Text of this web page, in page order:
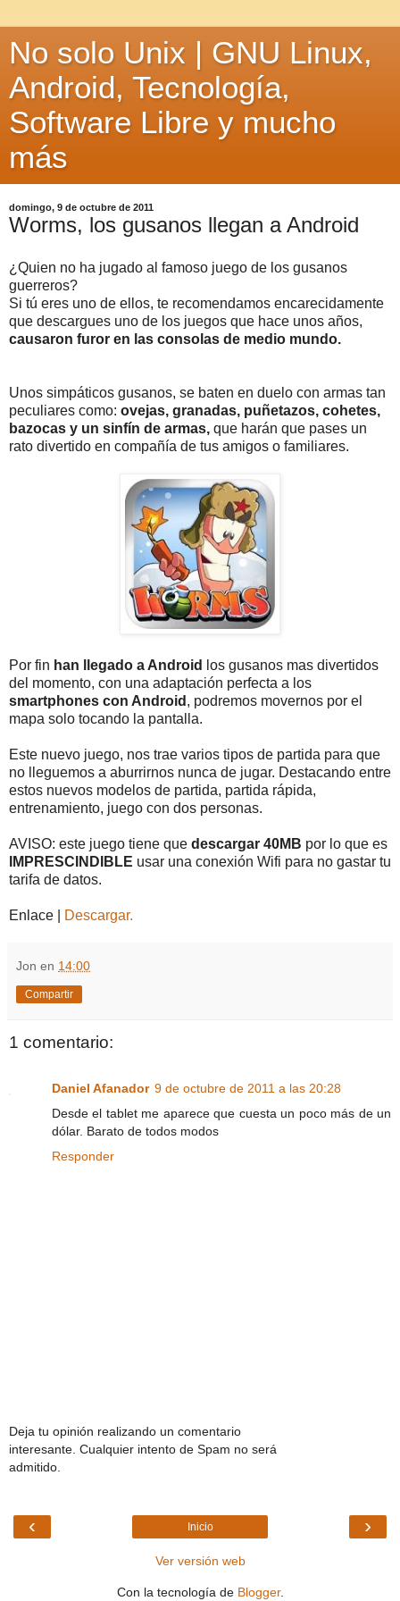
No solo Unix | GNU Linux,
Android, Tecnología,
Software Libre y mucho
más
domingo, 9 de octubre de 2011
Worms, los gusanos llegan a Android
¿Quien no ha jugado al famoso juego de los gusanos
guerreros?
Si tú eres uno de ellos, te recomendamos encarecidamente
que descargues uno de los juegos que hace unos años,
causaron furor en las consolas de medio mundo.
Unos simpáticos gusanos, se baten en duelo con armas tan
peculiares como: ovejas, granadas, puñetazos, cohetes,
bazocas y un sinfín de armas, que harán que pases un
rato divertido en compañía de tus amigos o familiares.
Por fin han llegado a Android
los gusanos mas divertidos
del momento, con una adaptación perfecta a los
smartphones con Android , podremos movernos por el
mapa solo tocando la pantalla.
Este nuevo juego, nos trae varios tipos de partida para que
no lleguemos a aburrirnos nunca de jugar. Destacando entre
estos nuevos modelos de partida, partida rápida,
entrenamiento, juego con dos personas.
AVISO: este juego tiene que descargar 40MB por lo que es
IMPRESCINDIBLE usar una conexión Wifi para no gastar tu
tarifa de datos.
Enlace | Descargar.
Jon en 14:00
Compartir
1 comentario:
Daniel Afanador 9 de octubre de 2011 a las 20:28
Desde el tablet me aparece que cuesta un poco más de un
dólar. Barato de todos modos
Responder
Deja tu opinión realizando un comentario
interesante. Cualquier intento de Spam no será
admitido.
‹ ›
Inicio
Ver versión web
Con la tecnología de Blogger.